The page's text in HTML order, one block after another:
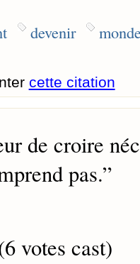
devenir
cette citation
de croire
pas.”
votes cast)